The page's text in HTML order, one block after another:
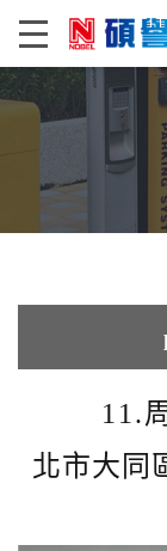
1.人臉辨識系
2.電動柵欄機
3.車牌辨識收
11.
北市大同